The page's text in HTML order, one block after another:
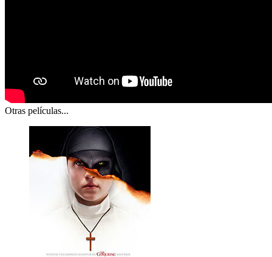
Otras películas...